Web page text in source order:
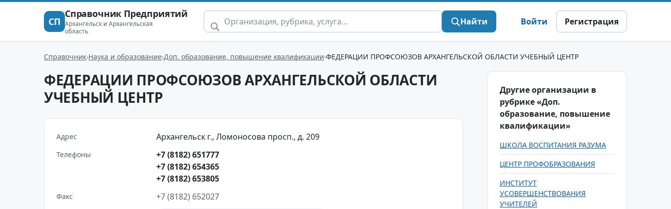
СП
Справочник Предприятий
Архангельск и Архангельская
область
Найти Войти Регистрация
Справочник Наука и образование Доп. образование, повышение квалификации ФЕДЕРАЦИИ ПРОФСОЮЗОВ АРХАНГЕЛЬСКОЙ ОБЛАСТИ УЧЕБНЫЙ ЦЕНТР
ФЕДЕРАЦИИ ПРОФСОЮЗОВ АРХАНГЕЛЬСКОЙ ОБЛАСТИ
УЧЕБНЫЙ ЦЕНТР
Адрес Архангельск г., Ломоносова просп., д. 209
Телефоны
+7 (8182) 651777
+7 (8182) 654365
+7 (8182) 653805
Факс +7 (8182) 652027
Другие организации в
рубрике «Доп.
образование, повышение
квалификации»
ШКОЛА ВОСПИТАНИЯ РАЗУМА
ЦЕНТР ПРОФОБРАЗОВАНИЯ
ИНСТИТУТ
УСОВЕРШЕНСТВОВАНИЯ
УЧИТЕЛЕЙ